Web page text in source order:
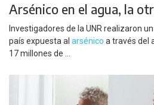
Arsénico en el agua, la
Investigadores de la UNR realizaron
país expuesta al arsénico a través del
17 millones de ...